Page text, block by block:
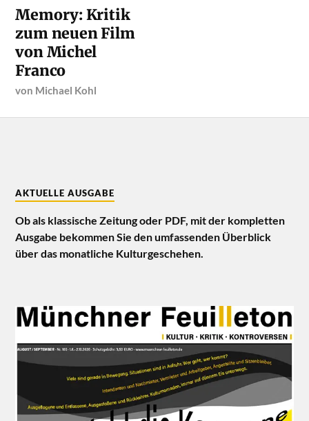
Memory: Kritik
zum neuen Film
von Michel
Franco
von Michael Kohl
AKTUELLE AUSGABE
Ob als klassische Zeitung oder PDF, mit der kompletten
Ausgabe bekommen Sie den umfassenden Überblick
über das monatliche Kulturgeschehen.